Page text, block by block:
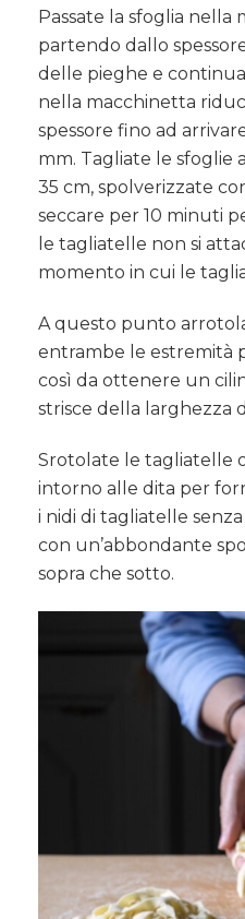
Passate la sfoglia nella
partendo dallo
delle pieghe e
nella macchinetta
spessore fino ad
mm. Tagliate le sfoglie
35 cm, spolverizzate
seccare per 10 minuti
le tagliatelle non si
momento in cui le
A questo punto
entrambe le estremità
così da ottenere un
strisce della larghezza
Srotolate le tagliatelle
intorno alle dita per
i nidi di tagliatelle
con un’abbondante
sopra che sotto.